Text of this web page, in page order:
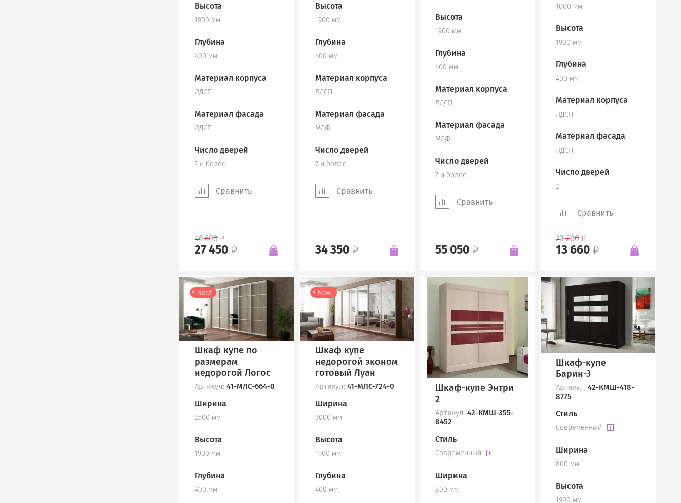
Высота
1900 мм
Глубина
400 мм
Материал корпуса
ЛДСП
Материал фасада
ЛДСП
Число дверей
7 и более
Сравнить
46 600
27 450
Высота
1900 мм
Глубина
400 мм
Материал корпуса
ЛДСП
Материал фасада
МДФ
Число дверей
7 и более
Сравнить
34 350
Высота
1900 мм
Глубина
400 мм
Материал корпуса
ЛДСП
Материал фасада
МДФ
Число дверей
7 и более
Сравнить
55 050
1000 мм
Высота
1900 мм
Глубина
400 мм
Материал корпуса
ЛДСП
Материал фасада
ЛДСП
Число дверей
2
Сравнить
23 200
13 660
New!
Шкаф купе по
размерам
недорогой Логос
Артикул: 41-МЛС-664-0
Ширина
2500 мм
Высота
1900 мм
Глубина
400 мм
New!
Шкаф купе
недорогой эконом
готовый Луан
Артикул: 41-МЛС-724-0
Ширина
3000 мм
Высота
1900 мм
Глубина
400 мм
Шкаф-купе Энтри
2
Артикул: 42-КМШ-355-
8452
Стиль
Современный
Ширина
800 мм
Шкаф-купе
Барин-3
Артикул: 42-КМШ-418-
8775
Стиль
Современный
Ширина
800 мм
Высота
1900 мм